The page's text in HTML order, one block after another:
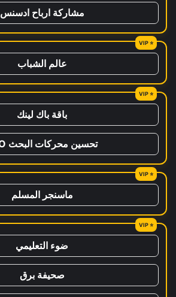
مشاركة ارباح ادسنس
عالم الشباب
باقة باك لينك
تحسين محركات البحث SEO
ماسنجر المسلم
ضوء التعليمي
صحيفة برق